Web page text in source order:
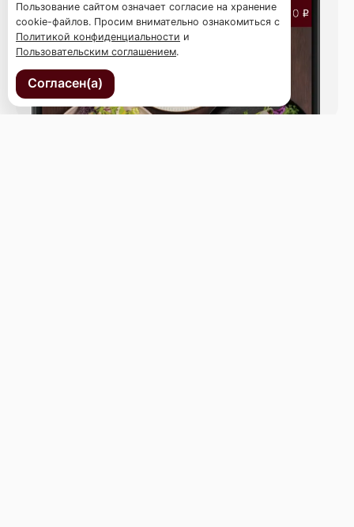
Пользование сайтом означает согласие на хранение
cookie-файлов. Просим внимательно ознакомиться с
Политикой конфиденциальности и
Пользовательским соглашением.
Согласен(а)